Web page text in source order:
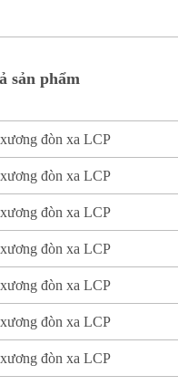
sản phẩm
đòn xa LCP
đòn xa LCP
đòn xa LCP
đòn xa LCP
đòn xa LCP
đòn xa LCP
đòn xa LCP